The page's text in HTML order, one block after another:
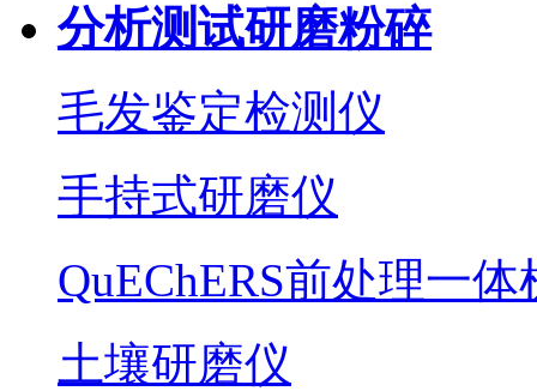
分析测试研磨粉碎
毛发鉴定检测仪
手持式研磨仪
QuEChERS前处理一体
土壤研磨仪